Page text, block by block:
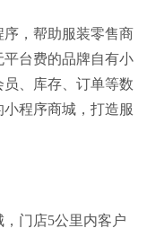
，帮助服装零售商
台费的品牌自有小
、库存、订单等数
程序商城，打造服
门店5公里内客户